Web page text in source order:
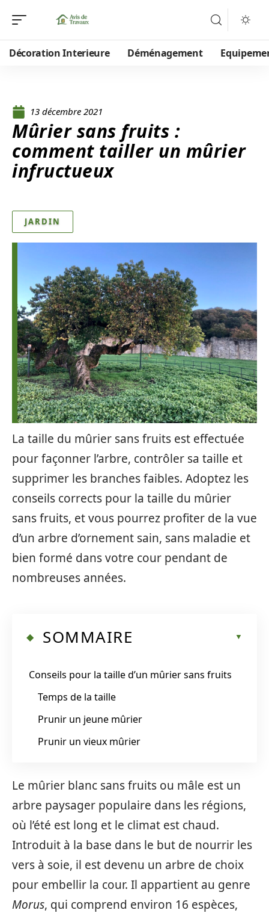
Décoration Interieure Déménagement
13 décembre 2021
Mûrier sans fruits :
comment tailler un mûrier
infructueux
JARDIN
La taille du mûrier sans fruits est effectuée
pour façonner l’arbre, contrôler sa taille et
supprimer les branches faibles. Adoptez les
conseils corrects pour la taille du mûrier
sans fruits, et vous pourrez profiter de la vue
d’un arbre d’ornement sain, sans maladie et
bien formé dans votre cour pendant de
nombreuses années.
SOMMAIRE
Conseils pour la taille d’un mûrier sans fruits
Temps de la taille
Prunir un jeune mûrier
Prunir un vieux mûrier
Le mûrier blanc sans fruits ou mâle est un
arbre paysager populaire dans les régions,
où l’été est long et le climat est chaud.
Introduit à la base dans le but de nourrir les
vers à soie, il est devenu un arbre de choix
pour embellir la cour. Il appartient au genre
Morus, qui comprend environ 16 espèces,